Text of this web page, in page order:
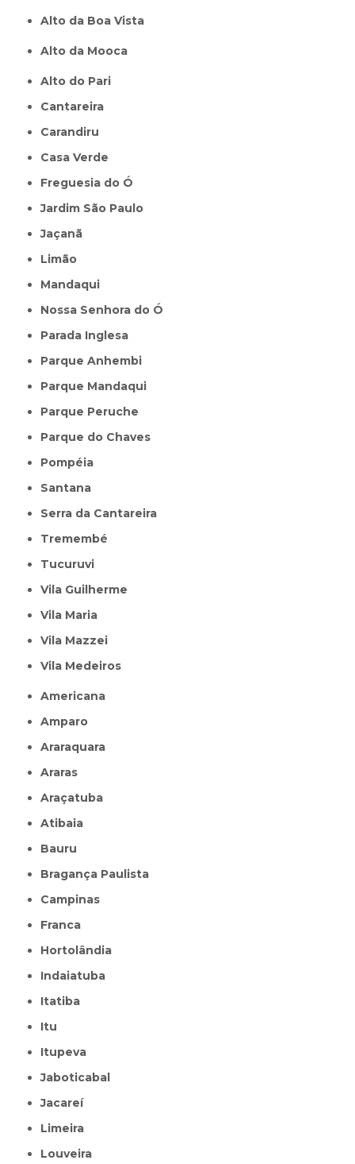
Alto da Boa Vista
Alto da Mooca
Alto do Pari
Cantareira
Carandiru
Casa Verde
Freguesia do Ó
Jardim São Paulo
Jaçanã
Limão
Mandaqui
Nossa Senhora do Ó
Parada Inglesa
Parque Anhembi
Parque Mandaqui
Parque Peruche
Parque do Chaves
Pompéia
Santana
Serra da Cantareira
Tremembé
Tucuruvi
Vila Guilherme
Vila Maria
Vila Mazzei
Vila Medeiros
Americana
Amparo
Araraquara
Araras
Araçatuba
Atibaia
Bauru
Bragança Paulista
Campinas
Franca
Hortolândia
Indaiatuba
Itatiba
Itu
Itupeva
Jaboticabal
Jacareí
Limeira
Louveira